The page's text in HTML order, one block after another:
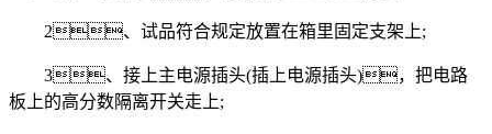
2、试品符合规定放置在箱里固定支架上;
3、接上主电源插头(插上电源插头)，把电路
板上的高分数隔离开关走上;